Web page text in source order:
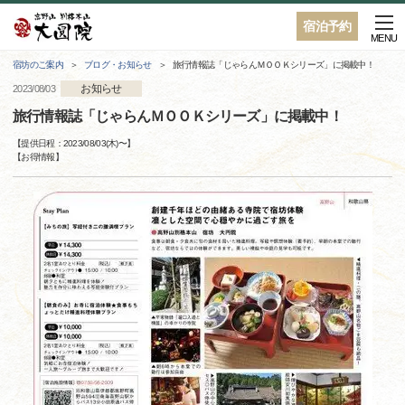
宿泊予約
MENU
宿坊のご案内 ブログ・お知らせ 旅行情報誌「じゃらんＭＯＯＫシリーズ」に掲載中！
2023/08/03 お知らせ
旅行情報誌「じゃらんＭＯＯＫシリーズ」に掲載中！
【提供日程：2023/08/03(木)〜】
【お得情報】